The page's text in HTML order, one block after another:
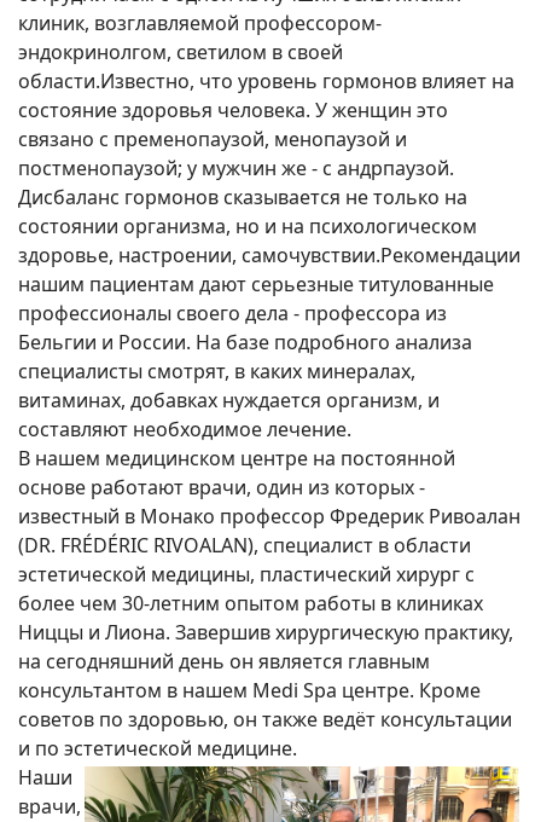
клиник, возглавляемой профессором-
эндокринолгом, светилом в своей
области.Известно, что уровень гормонов влияет на
состояние здоровья человека. У женщин это
связано с пременопаузой, менопаузой и
постменопаузой; у мужчин же - с андрпаузой.
Дисбаланс гормонов сказывается не только на
состоянии организма, но и на психологическом
здоровье, настроении, самочувствии.Рекомендации
нашим пациентам дают серьезные титулованные
профессионалы своего дела - профессора из
Бельгии и России. На базе подробного анализа
специалисты смотрят, в каких минералах,
витаминах, добавках нуждается организм, и
составляют необходимое лечение.
В нашем медицинском центре на постоянной
основе работают врачи, один из которых -
известный в Монако профессор Фредерик Ривоалан
(DR. FRÉDÉRIC RIVOALAN), специалист в области
эстетической медицины, пластический хирург с
более чем 30-летним опытом работы в клиниках
Ниццы и Лиона. Завершив хирургическую практику,
на сегодняшний день он является главным
консультантом в нашем Medi Spa центре. Кроме
советов по здоровью, он также ведёт консультации
и по эстетической медицине.
Наши
врачи,